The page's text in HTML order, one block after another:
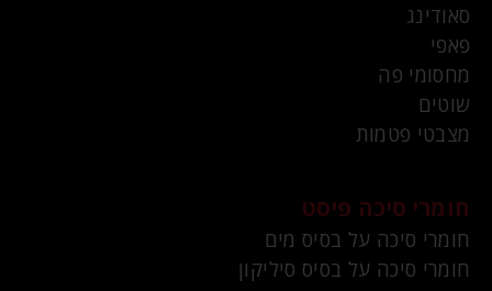
סאודינג
פאפי
מחסומי פה
שוטים
מצבטי פטמות
חומרי סיכה פיסט
חומרי סיכה על בסיס מים
חומרי סיכה על בסיס סיליקון